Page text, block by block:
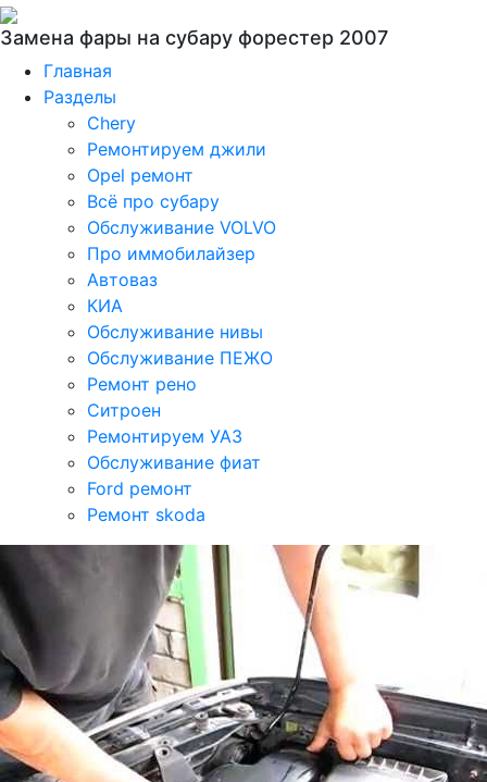
Замена фары на субару форестер 2007
Главная
Разделы
Chery
Ремонтируем джили
Opel ремонт
Всё про субару
Обслуживание VOLVO
Про иммобилайзер
Автоваз
КИА
Обслуживание нивы
Обслуживание ПЕЖО
Ремонт рено
Ситроен
Ремонтируем УАЗ
Обслуживание фиат
Ford ремонт
Ремонт skoda